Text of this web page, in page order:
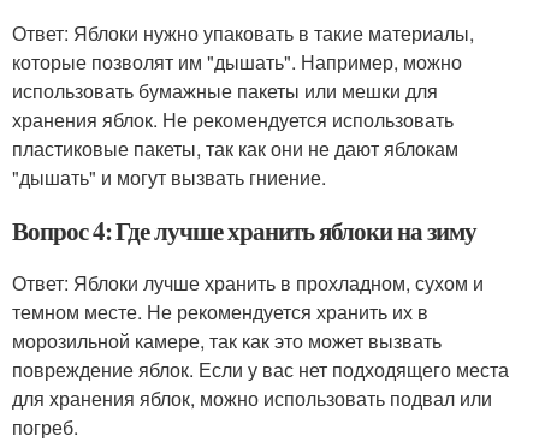
Ответ: Яблоки нужно упаковать в такие материалы,
которые позволят им "дышать". Например, можно
использовать бумажные пакеты или мешки для
хранения яблок. Не рекомендуется использовать
пластиковые пакеты, так как они не дают яблокам
"дышать" и могут вызвать гниение.
Вопрос 4: Где лучше хранить яблоки на зиму
Ответ: Яблоки лучше хранить в прохладном, сухом и
темном месте. Не рекомендуется хранить их в
морозильной камере, так как это может вызвать
повреждение яблок. Если у вас нет подходящего места
для хранения яблок, можно использовать подвал или
погреб.